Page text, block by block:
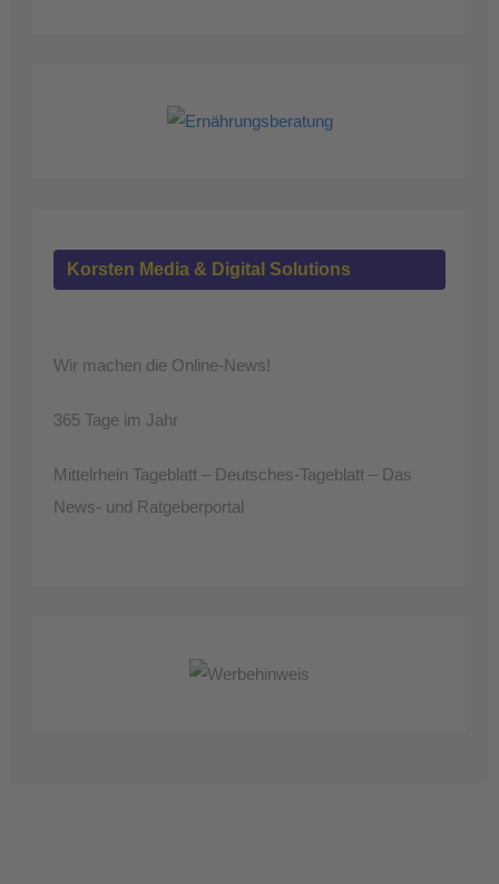
Korsten Media & Digital Solutions
Wir machen die Online-News!
365 Tage im Jahr
Mittelrhein Tageblatt – Deutsches-Tageblatt – Das
News- und Ratgeberportal